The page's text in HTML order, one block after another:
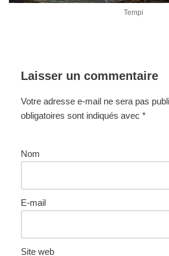
Tempi
Laisser un commentaire
Votre adresse e-mail ne sera pas
obligatoires sont indiqués avec *
Nom
E-mail
Site web